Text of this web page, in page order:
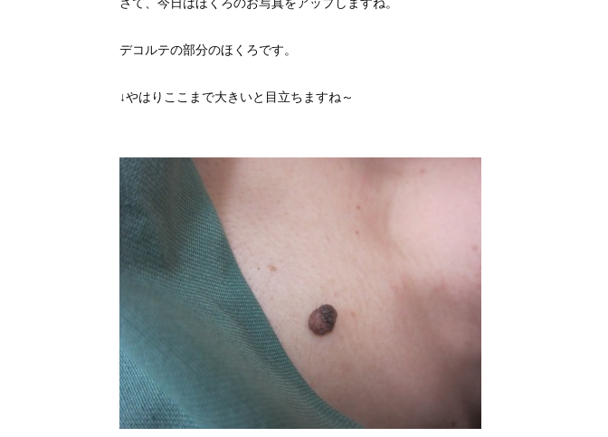
さて、今日はほくろのお写真をアップしますね。
デコルテの部分のほくろです。
↓やはりここまで大きいと目立ちますね～